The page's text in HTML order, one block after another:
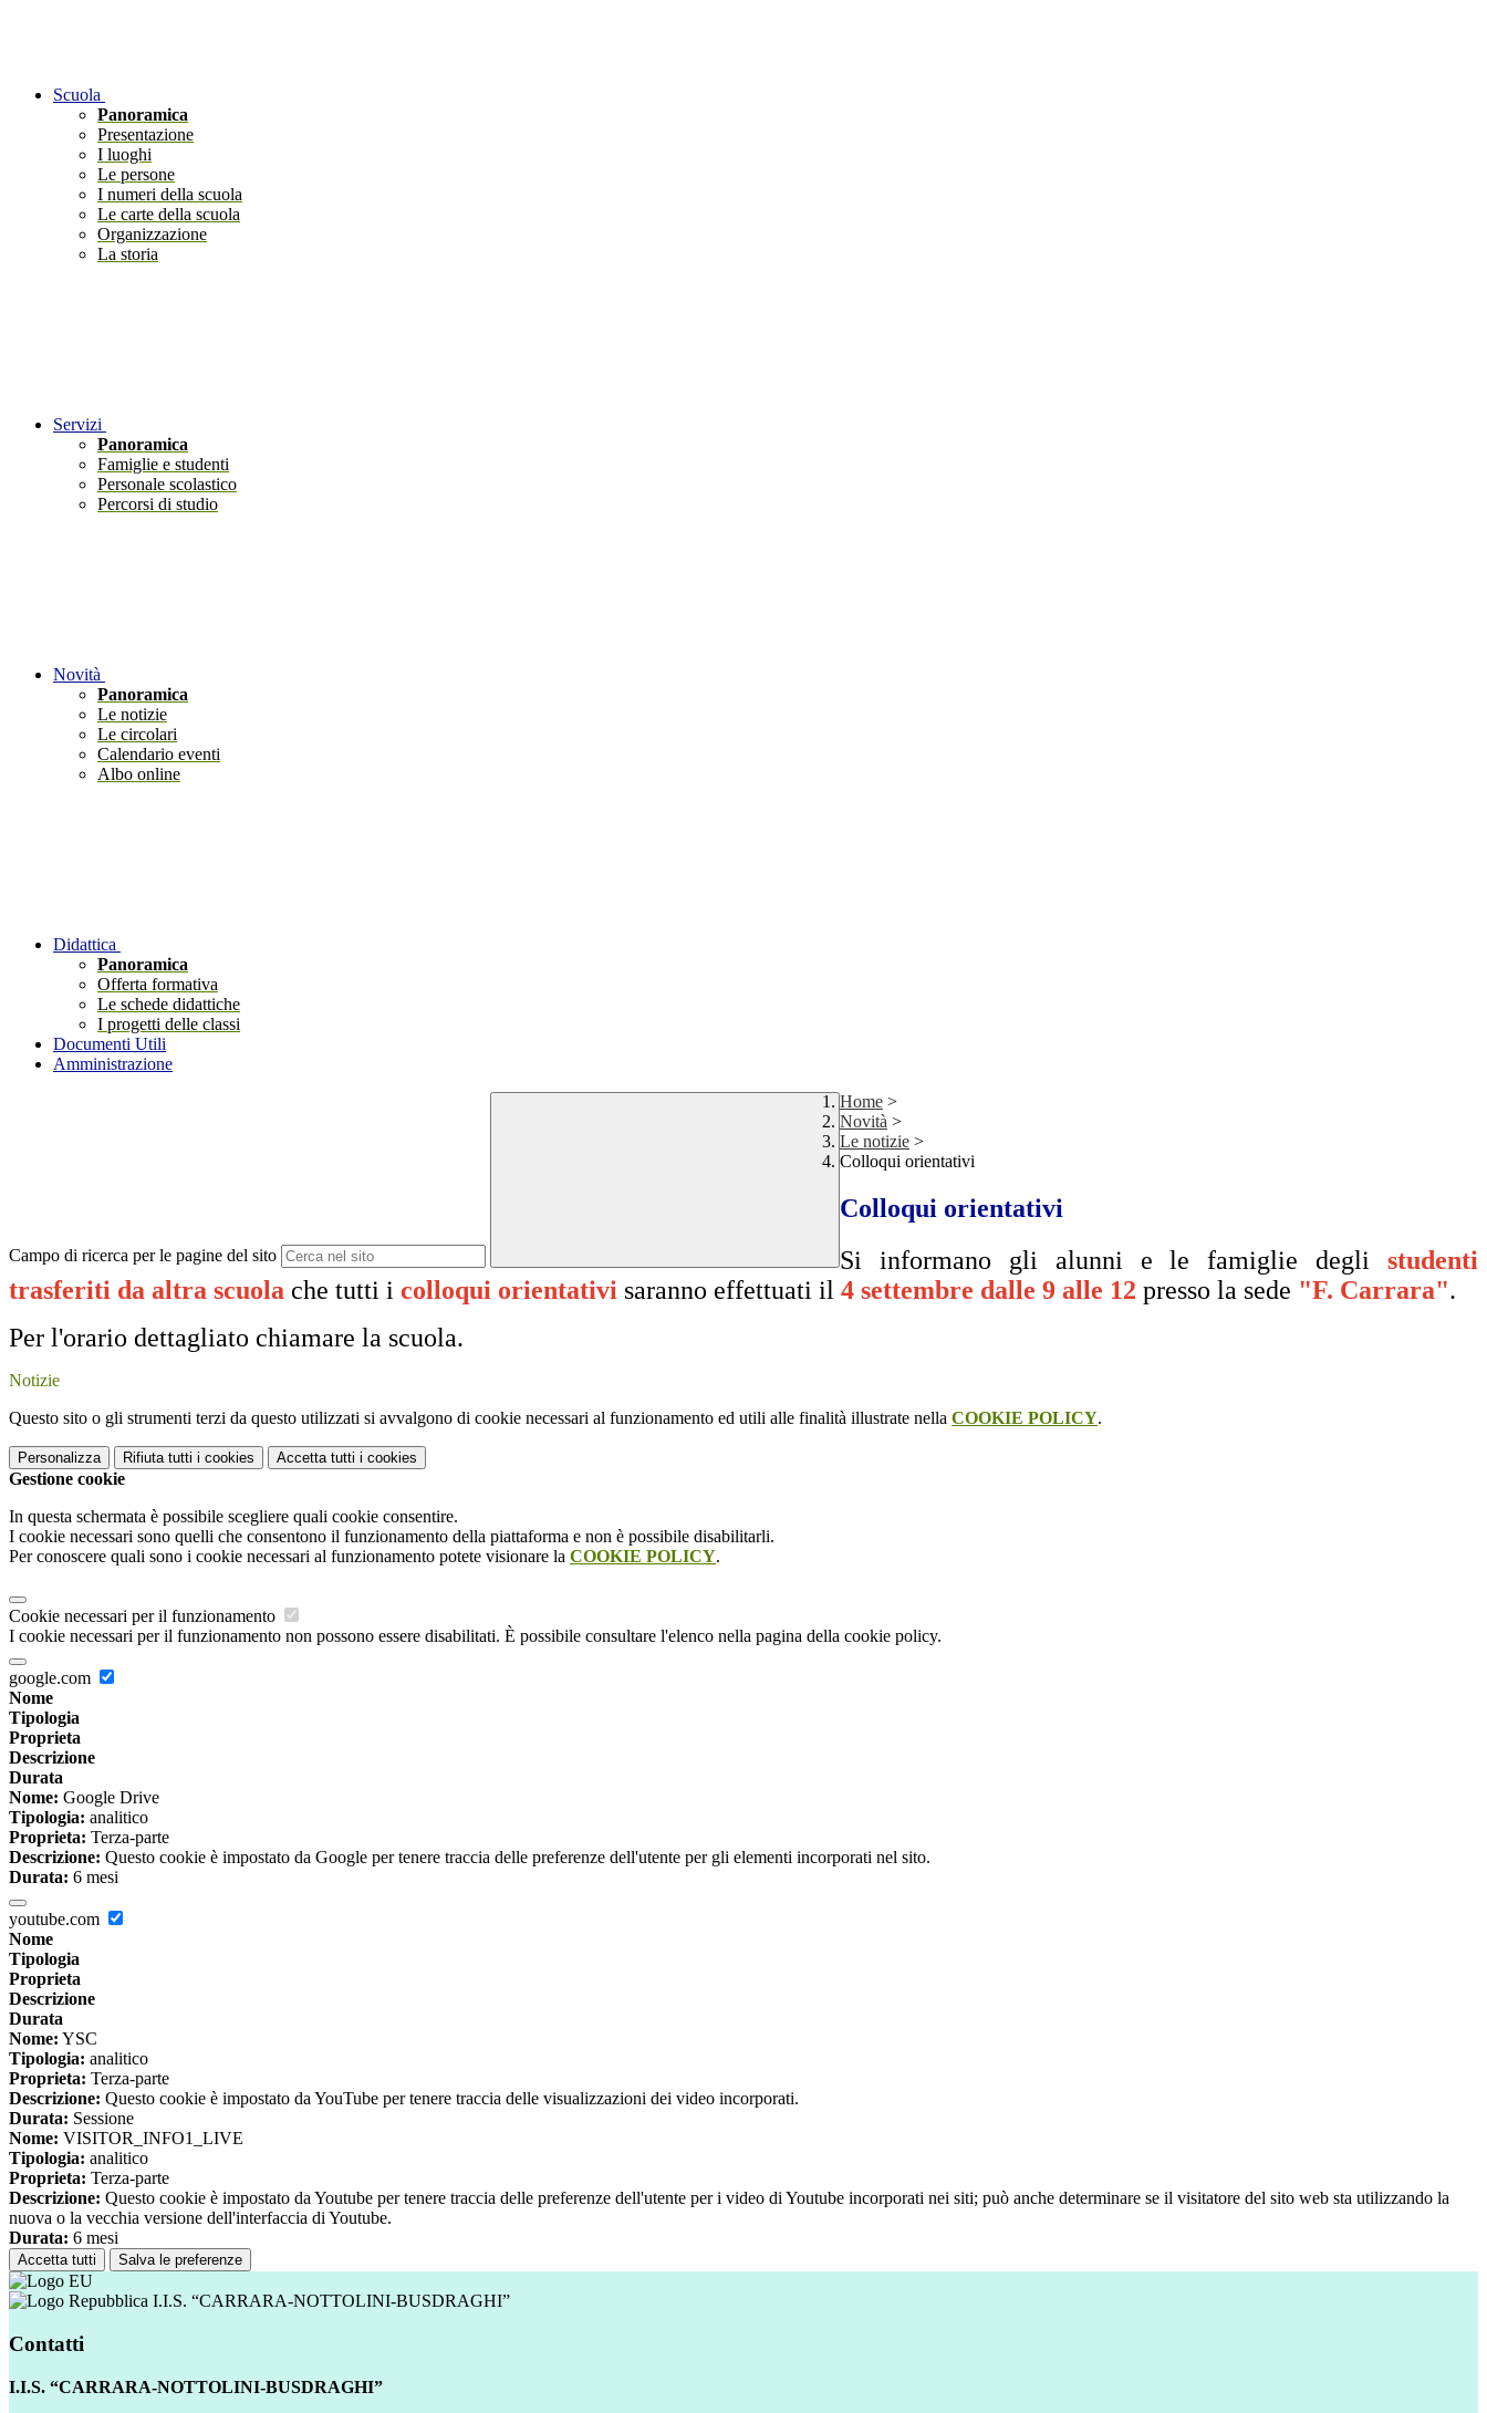
Scuola
Panoramica
Presentazione
I luoghi
Le persone
I numeri della scuola
Le carte della scuola
Organizzazione
La storia
Servizi
Panoramica
Famiglie e studenti
Personale scolastico
Percorsi di studio
Novità
Panoramica
Le notizie
Le circolari
Calendario eventi
Albo online
Didattica
Panoramica
Offerta formativa
Le schede didattiche
I progetti delle classi
Documenti Utili
Amministrazione
Campo di ricerca per le pagine del sito
Home >
Novità >
Le notizie >
Colloqui orientativi
Colloqui orientativi
Si informano gli alunni e le famiglie degli studenti
trasferiti da altra scuola che tutti i colloqui orientativi saranno effettuati il 4 settembre dalle 9 alle 12 presso la sede "F. Carrara".
Per l'orario dettagliato chiamare la scuola.
Notizie
Questo sito o gli strumenti terzi da questo utilizzati si avvalgono di cookie necessari al funzionamento ed utili alle finalità illustrate nella COOKIE POLICY.
Personalizza Rifiuta tutti i cookies Accetta tutti i cookies
Gestione cookie
In questa schermata è possibile scegliere quali cookie consentire.
I cookie necessari sono quelli che consentono il funzionamento della piattaforma e non è possibile disabilitarli.
Per conoscere quali sono i cookie necessari al funzionamento potete visionare la COOKIE POLICY.
Cookie necessari per il funzionamento
I cookie necessari per il funzionamento non possono essere disabilitati. È possibile consultare l'elenco nella pagina della cookie policy.
google.com
Nome
Tipologia
Proprieta
Descrizione
Durata
Nome: Google Drive
Tipologia: analitico
Proprieta: Terza-parte
Descrizione: Questo cookie è impostato da Google per tenere traccia delle preferenze dell'utente per gli elementi incorporati nel sito.
Durata: 6 mesi
youtube.com
Nome
Tipologia
Proprieta
Descrizione
Durata
Nome: YSC
Tipologia: analitico
Proprieta: Terza-parte
Descrizione: Questo cookie è impostato da YouTube per tenere traccia delle visualizzazioni dei video incorporati.
Durata: Sessione
Nome: VISITOR_INFO1_LIVE
Tipologia: analitico
Proprieta: Terza-parte
Descrizione: Questo cookie è impostato da Youtube per tenere traccia delle preferenze dell'utente per i video di Youtube incorporati nei siti; può anche determinare se il visitatore del sito web sta utilizzando la
nuova o la vecchia versione dell'interfaccia di Youtube.
Durata: 6 mesi
Accetta tutti Salva le preferenze
I.I.S. “CARRARA-NOTTOLINI-BUSDRAGHI”
Contatti
I.I.S. “CARRARA-NOTTOLINI-BUSDRAGHI”